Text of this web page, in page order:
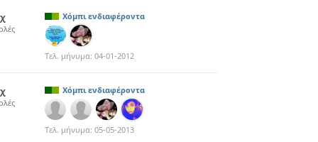
Χόμπι ενδιαφέροντα
Τελ. μήνυμα: 04-01-2012
Χόμπι ενδιαφέροντα
Τελ. μήνυμα: 05-05-2013